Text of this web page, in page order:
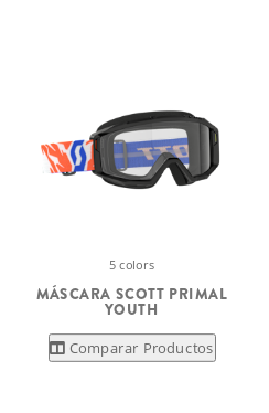
5 colors
MÁSCARA SCOTT PRIMAL
YOUTH
Comparar Productos